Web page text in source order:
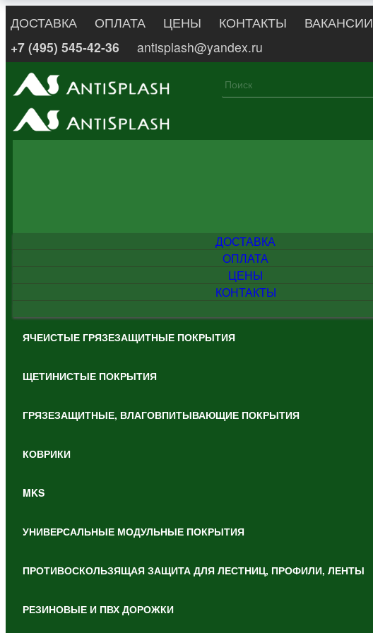
ДОСТАВКА ОПЛАТА ЦЕНЫ КОНТАКТЫ
ВАКАНСИИ
+7 (495) 545-42-36
antisplash@yandex.ru
ДОСТАВКА
ОПЛАТА
ЦЕНЫ
КОНТАКТЫ
ЯЧЕИСТЫЕ ГРЯЗЕЗАЩИТНЫЕ ПОКРЫТИЯ
ЩЕТИНИСТЫЕ ПОКРЫТИЯ
ГРЯЗЕЗАЩИТНЫЕ, ВЛАГОВПИТЫВАЮЩИЕ ПОКРЫТИЯ
КОВРИКИ
MKS
УНИВЕРСАЛЬНЫЕ МОДУЛЬНЫЕ ПОКРЫТИЯ
ПРОТИВОСКОЛЬЗЯЩАЯ ЗАЩИТА ДЛЯ ЛЕСТНИЦ, ПРОФИЛИ, ЛЕНТЫ
РЕЗИНОВЫЕ И ПВХ ДОРОЖКИ